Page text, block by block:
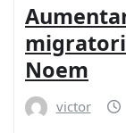
Noem
victor